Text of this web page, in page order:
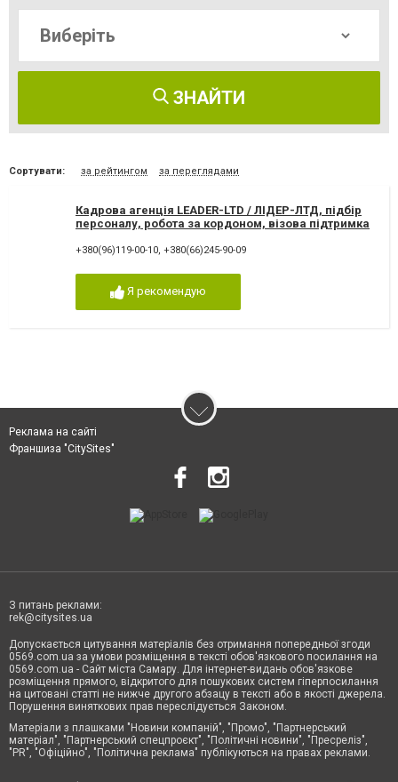
ЗНАЙТИ
Сортувати: за рейтингом за переглядами
Кадрова агенція LEADER-LTD / ЛІДЕР-ЛТД, підбір
персоналу, робота за кордоном, візова підтримка
+380(96)119-00-10, +380(66)245-90-09
Я рекомендую
Реклама на сайті
Франшиза "CitySites"
З питань реклами:
rek@citysites.ua
Допускається цитування матеріалів без отримання попередньої згоди
0569.com.ua за умови розміщення в тексті обов'язкового посилання на
0569.com.ua - Сайт міста Самару. Для інтернет-видань обов'язкове
розміщення прямого, відкритого для пошукових систем гіперпосилання
на цитовані статті не нижче другого абзацу в тексті або в якості джерела.
Порушення виняткових прав переслідується Законом.
Матеріали з плашками "Новини компаній", "Промо", "Партнерський
матеріал", "Партнерський спецпроєкт", "Політичні новини", "Пресреліз",
"PR", "Офіційно", "Політична реклама" публікуються на правах реклами.